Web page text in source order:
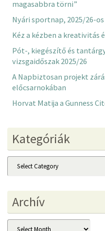
magasabbra törni”
Nyári sportnap, 2025/26-
Kéz a kézben a kreativitás
Pót-, kiegészítő és
vizsgaidőszak 2025/26
A Napbiztosan projekt
előcsarnokában
Horvat Matija a Gunness
Kategóriák
Kategóriák
Archív
Archív